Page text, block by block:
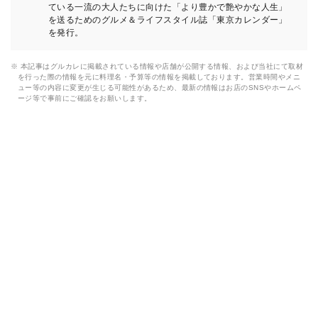
ている一流の大人たちに向けた「より豊かで艶やかな人生」
を送るためのグルメ＆ライフスタイル誌「東京カレンダー」
を発行。
※ 本記事はグルカレに掲載されている情報や店舗が公開する情報、および当社にて取材
を行った際の情報を元に料理名・予算等の情報を掲載しております。営業時間やメニ
ュー等の内容に変更が生じる可能性があるため、最新の情報はお店のSNSやホームペ
ージ等で事前にご確認をお願いします。